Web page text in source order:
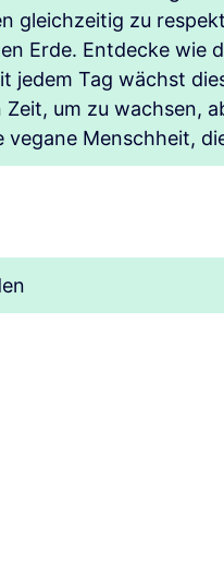
gleichzeitig zu
Erde. Entdecke wie
jedem Tag wächst
um zu wachsen,
vegane Menschheit,